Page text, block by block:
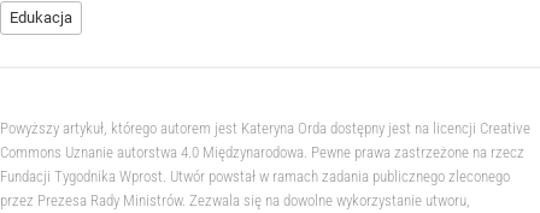
Edukacja
Powyższy artykuł, którego autorem jest Kateryna Orda dostępny jest na licencji Creative
Commons Uznanie autorstwa 4.0 Międzynarodowa. Pewne prawa zastrzeżone na rzecz
Fundacji Tygodnika Wprost. Utwór powstał w ramach zadania publicznego zleconego
przez Prezesa Rady Ministrów. Zezwala się na dowolne wykorzystanie utworu,